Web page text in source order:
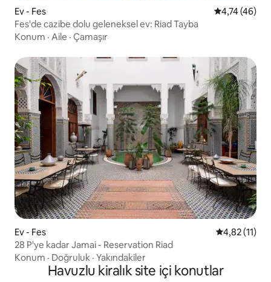
Ev - Fes 5 üzerinden
4,74 (46)
Fes'de cazibe dolu geleneksel ev: Riad Tayba
Konum · Aile · Çamaşır
Ev - Fes 5 üzerinden
4,82 (11)
28 P'ye kadar Jamai - Reservation Riad
Konum · Doğruluk · Yakındakiler
Havuzlu kiralık site içi konutlar